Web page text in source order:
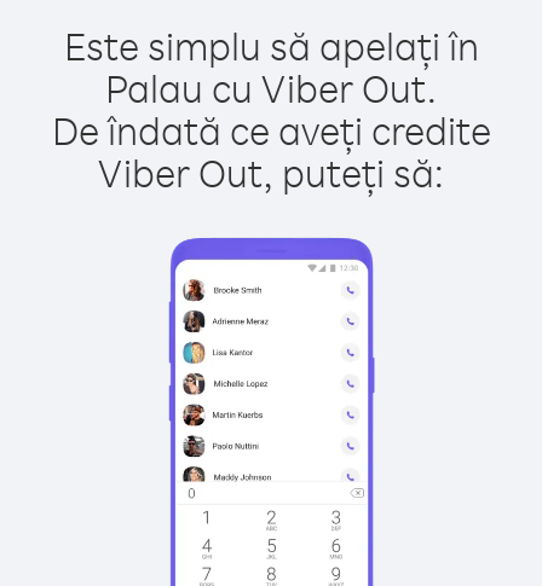
Este simplu să apelați în
Palau cu Viber Out.
De îndată ce aveți credite
Viber Out, puteți să: